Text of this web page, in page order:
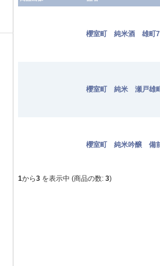
櫻室町 純米酒 雄
櫻室町 純米 瀬戸
櫻室町 純米吟醸 備
1から3 を表示中 (商品の数: 3)